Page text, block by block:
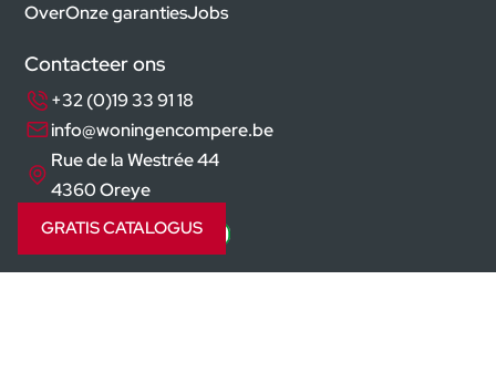
GRATIS CATALOGUS
OverOnze garantiesJobs
Contacteer ons
+32 (0)19 33 91 18
info@woningencompere.be
Rue de la Westrée 44
4360 Oreye